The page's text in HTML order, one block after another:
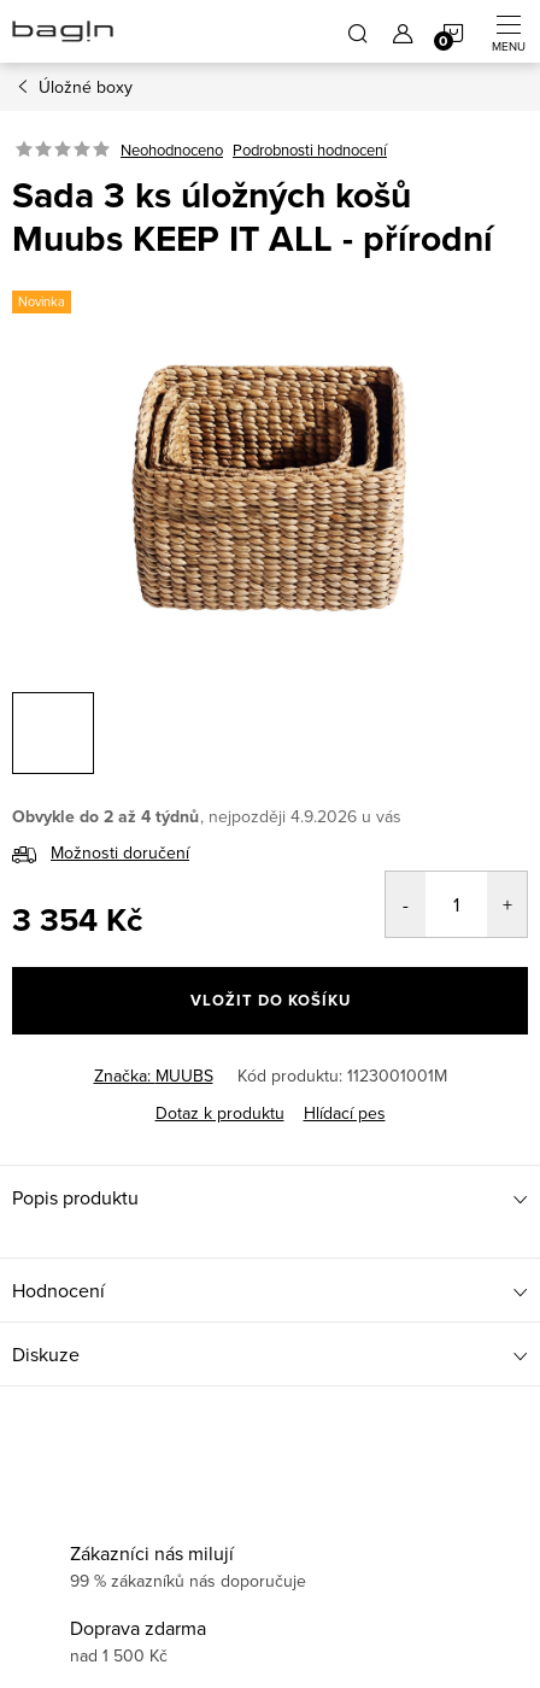
na
obsah
Úložné boxy
Neohodnoceno Podrobnosti hodnocení
Sada 3 ks úložných košů
Muubs KEEP IT ALL - přírodní
Novinka
Obvykle do 2 až 4 týdnů
4.9.2026
Možnosti doručení
3 354 Kč
cena:
VLOŽIT DO KOŠÍKU
Značka: MUUBS Kód produktu: 1123001001M
Dotaz k produktu
Hlídací pes
Popis produktu
Hodnocení
Diskuze
Zákazníci nás milují
99 % zákazníků nás doporučuje
Doprava zdarma
nad 1 500 Kč